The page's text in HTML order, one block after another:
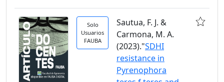
Solo
Usuarios
FAUBA
Sautua, F. J. &
Carmona, M. A.
(2023)."SDHI
resistance in
Pyrenophora